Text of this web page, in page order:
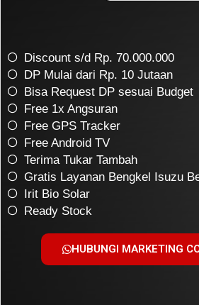
Discount s/d Rp. 70.000.000
DP Mulai dari Rp. 10 Jutaan
Bisa Request DP sesuai Budget
Free 1x Angsuran
Free GPS Tracker
Free Android TV
Terima Tukar Tambah
Gratis Layanan Bengkel Isuzu
Irit Bio Solar
Ready Stock
HUBUNGI MARKETING